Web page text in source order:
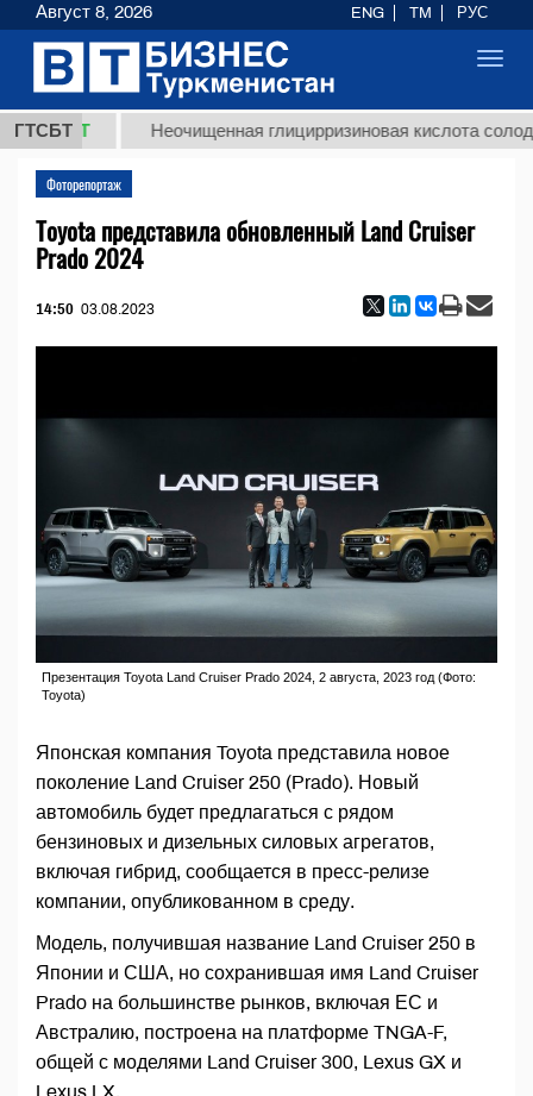
ГТСБТ
ТМТ Неочищенная глицирризиновая кислота
Фоторепортаж
Toyota представила обновленный Land Cruiser
Prado 2024
14:50 03.08.2023
Презентация Toyota Land Cruiser Prado 2024, 2 августа, 2023 год (Фото:
Toyota)
Японская компания Toyota представила новое
поколение Land Cruiser 250 (Prado). Новый
автомобиль будет предлагаться с рядом
бензиновых и дизельных силовых агрегатов,
включая гибрид, сообщается в пресс-релизе
компании, опубликованном в среду.
Модель, получившая название Land Cruiser 250 в
Японии и США, но сохранившая имя Land Cruiser
Prado на большинстве рынков, включая ЕС и
Австралию, построена на платформе TNGA-F,
общей с моделями Land Cruiser 300, Lexus GX и
Lexus LX.
Август 8, 2026 ENG TM РУС